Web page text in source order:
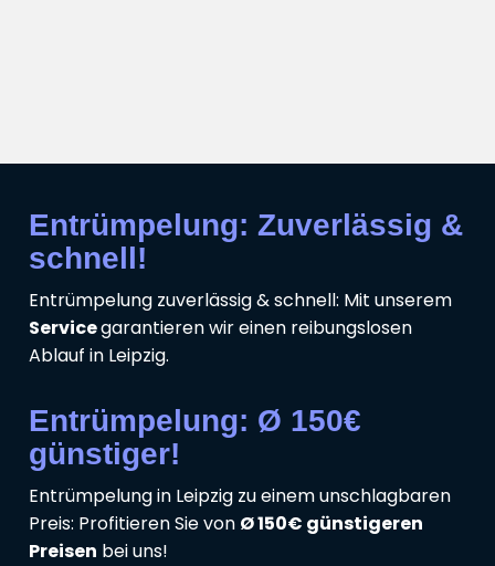
Entrümpelung: Zuverlässig &
schnell!
Entrümpelung zuverlässig & schnell: Mit unserem
Servicegarantieren wir einen reibungslosen
Ablauf in Leipzig.
Entrümpelung: Ø 150€
günstiger!
Entrümpelung in Leipzig zu einem unschlagbaren
Preis: Profitieren Sie von Ø 150€ günstigeren
Preisen bei uns!